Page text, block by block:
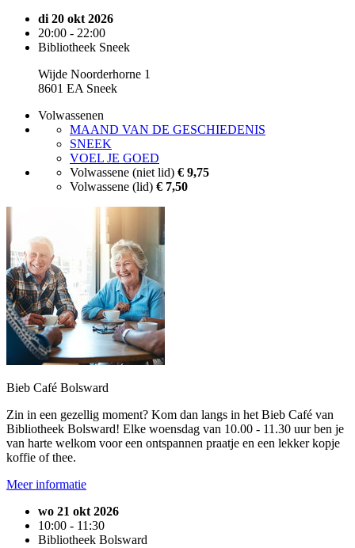
di 20 okt 2026
20:00 - 22:00
Bibliotheek Sneek
Wijde Noorderhorne 1
8601 EA Sneek
Volwassenen
MAAND VAN DE GESCHIEDENIS
SNEEK
VOEL JE GOED
Volwassene (niet lid) € 9,75
Volwassene (lid) € 7,50
Bieb Café Bolsward
Zin in een gezellig moment? Kom dan langs in het Bieb Café van
Bibliotheek Bolsward! Elke woensdag van 10.00 - 11.30 uur ben je
van harte welkom voor een ontspannen praatje en een lekker kopje
koffie of thee.
Meer informatie
wo 21 okt 2026
10:00 - 11:30
Bibliotheek Bolsward